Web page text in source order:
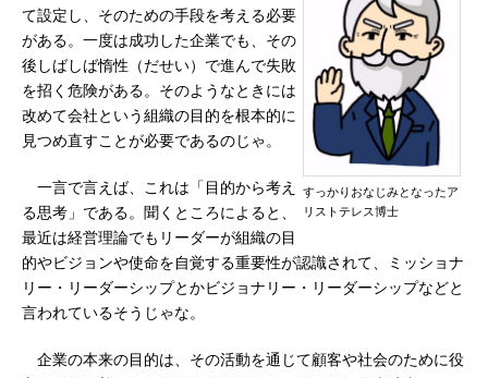
すっかりおなじみとなったア
リストテレス博士
て設定し、そのための手段を考える必要
がある。一度は成功した企業でも、その
後しばしば惰性（だせい）で進んで失敗
を招く危険がある。そのようなときには
改めて会社という組織の目的を根本的に
見つめ直すことが必要であるのじゃ。
一言で言えば、これは「目的から考え
る思考」である。聞くところによると、
最近は経営理論でもリーダーが組織の目
的やビジョンや使命を自覚する重要性が認識されて、ミッショナ
リー・リーダーシップとかビジョナリー・リーダーシップなどと
言われているそうじゃな。
企業の本来の目的は、その活動を通じて顧客や社会のために役